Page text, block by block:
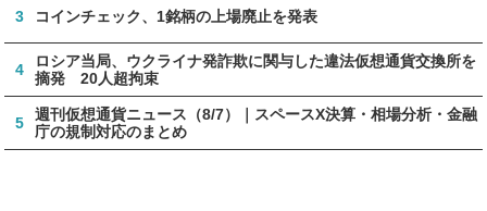
3 コインチェック、1銘柄の上場廃止を発表
4
ロシア当局、ウクライナ発詐欺に関与した違法仮想通貨交換所を
摘発 20人超拘束
5
週刊仮想通貨ニュース（8/7）｜スペースX決算・相場分析・金融
庁の規制対応のまとめ